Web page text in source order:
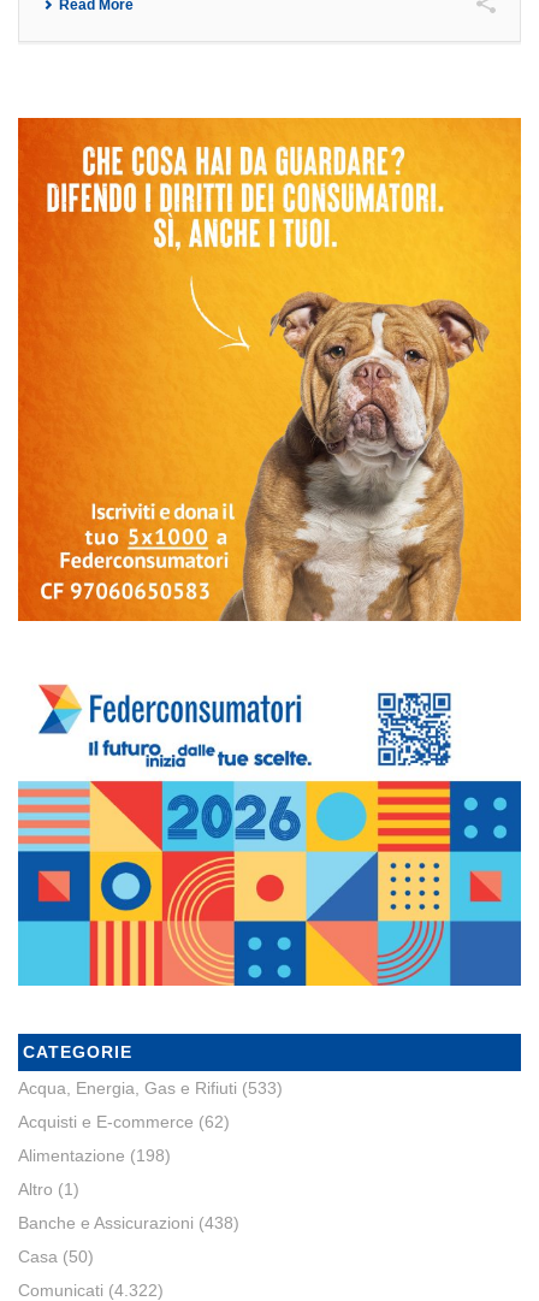
Read More
CATEGORIE
Acqua, Energia, Gas e Rifiuti (533)
Acquisti e E-commerce (62)
Alimentazione (198)
Altro (1)
Banche e Assicurazioni (438)
Casa (50)
Comunicati (4.322)